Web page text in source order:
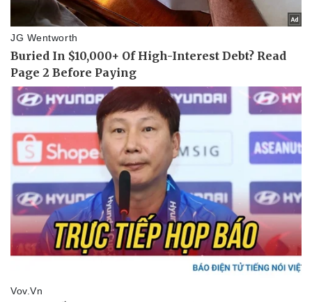
Thể thao
Bóng đá
Lịch thi đấu bóng đá
eSports
Hậu trường
Ô tô
Xe máy
Tư vấn